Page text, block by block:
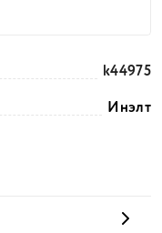
k44975
Инэлт